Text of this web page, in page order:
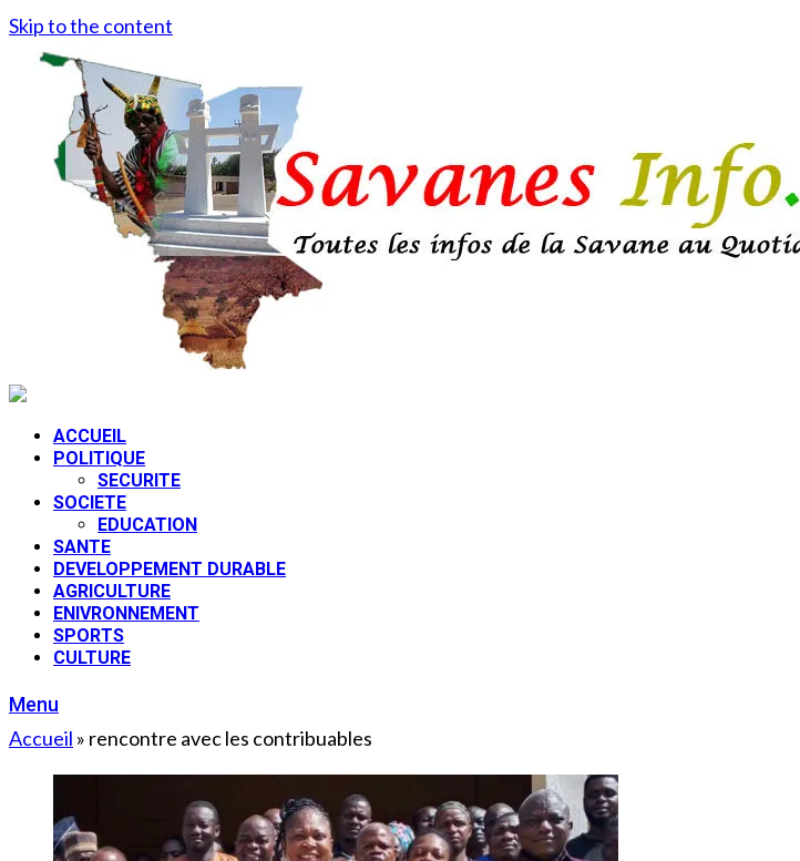
Skip to the content
ACCUEIL
POLITIQUE
SECURITE
SOCIETE
EDUCATION
SANTE
DEVELOPPEMENT DURABLE
AGRICULTURE
ENIVRONNEMENT
SPORTS
CULTURE
Menu
Accueil » rencontre avec les contribuables